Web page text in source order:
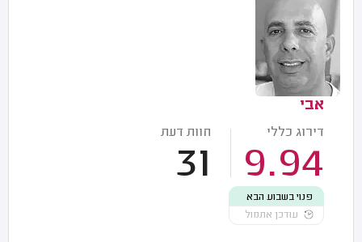
אבי
דירוג כללי
9.94
חוות דעת
31
פנוי בשבוע הבא
עודכן אתמול